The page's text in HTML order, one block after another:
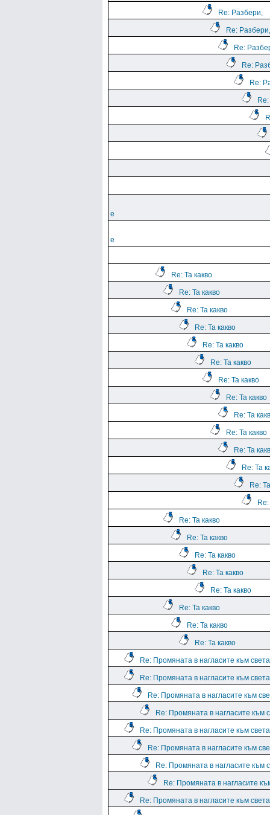
Re: Разбери,
Re: Разбери,
Re:
Re:
Re:
е
е
Re: Та какво
Re: Та какво
Re: Та какво
Re: Та какво
Re: Та какво
Re: Та какво
Re: Та какво
Re: Та какво
Re: Та
Re: Та какво
Re: Та
Re: Та
Re:
Re: Та какво
Re: Та какво
Re: Та какво
Re: Та какво
Re: Та какво
Re: Та какво
Re: Та какво
Re: Та какво
Re: Промяната в нагласите към
Re: Промяната в нагласите към
Re: Промяната в нагласите към
Re: Промяната в нагласите към
Re: Промяната в нагласите към
Re: Промяната в нагласите към
Re: Промяната в нагласите към
Re: Промяната в нагласите
Re: Промяната в нагласите към